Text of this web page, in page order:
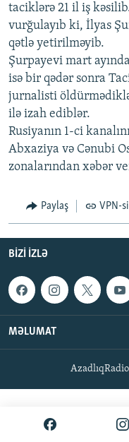
QANUNI DOĞRU
ARAŞDIRMA
MULTIMEDIA
VIDEO
FOTOQALEREYA
İNFOQRAFIKA
KARIKATURA
RADIO ARXIV
OXU ZALI
AZƏRBAYCAN ƏDƏBIYYATI
İSLAM VƏ DEMOKRATIYA
HAQQIMIZDA
MISSIYAMIZ
PEŞƏ ETIKASI VƏ
AZADLIQRADIOSU MOBIL
BIZIMLƏ ƏLAQƏ
BIZI IZLƏ
taciklərə 21 il iş
vurğulayıb ki, İlyas
qətlə yetirilməyib.
Şurpayevi mart
isə bir qədər sonra
jurnalisti
ilə izah ediblər.
Rusiyanın 1-ci
Abxaziya və Cənubi
zonalarından xəbər
Paylaş VPN-
BIZI IZLƏ
MƏLUMAT